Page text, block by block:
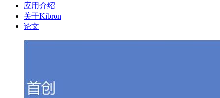
应用介绍
关于Kibron
论文